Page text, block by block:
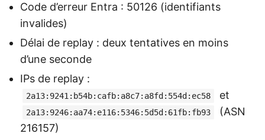
Code d’erreur Entra : 50126 (identifiants
invalides)
Délai de replay : deux tentatives en moins
d’une seconde
IPs de replay :
2a13:9241:b54b:cafb:a8c7:a8fd:554d:ec58 et
2a13:9246:aa74:e116:5346:5d5d:61fb:fb93
(ASN
216157)